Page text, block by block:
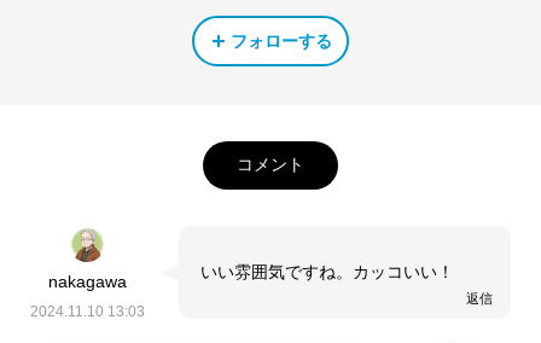
フォローする
コメント
nakagawa
2024.11.10 13:03
返信
いい雰囲気ですね。カッコいい！